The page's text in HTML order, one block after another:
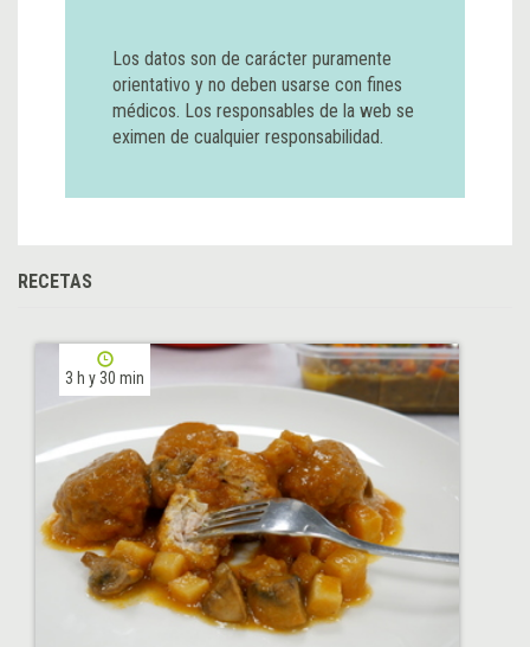
Los datos son de carácter puramente
orientativo y no deben usarse con fines
médicos. Los responsables de la web se
eximen de cualquier responsabilidad.
RECETAS
3 h y 30 min